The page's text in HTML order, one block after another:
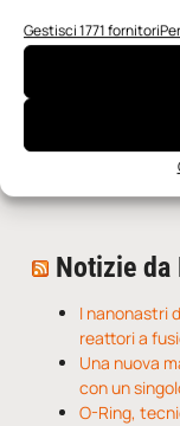
Gestisci 1771 fornitori
Notizie da
I nanonastri
reattori a
Una nuova
con un
O-Ring,